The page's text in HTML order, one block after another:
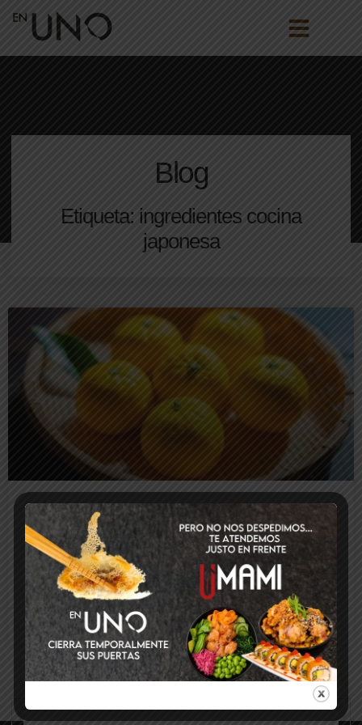
Blog
Etiqueta: ingredientes cocina
japonesa
Yuzu: el cítrico japonés que ha
conquistado la alta gastronomía
LEER MÁS
22 de diciembre de 2025 No hay comentarios